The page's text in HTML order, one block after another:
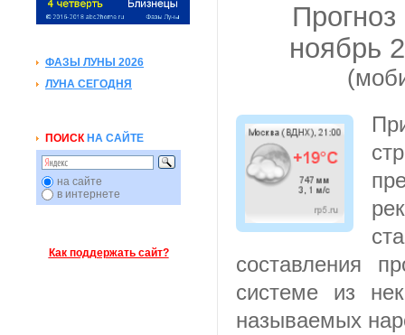
ФАЗЫ ЛУНЫ 2026
ЛУНА СЕГОДНЯ
ПОИСК НА САЙТЕ
на сайте
в интернете
Как поддержать сайт?
ноябрь
составления
системе из
называемых